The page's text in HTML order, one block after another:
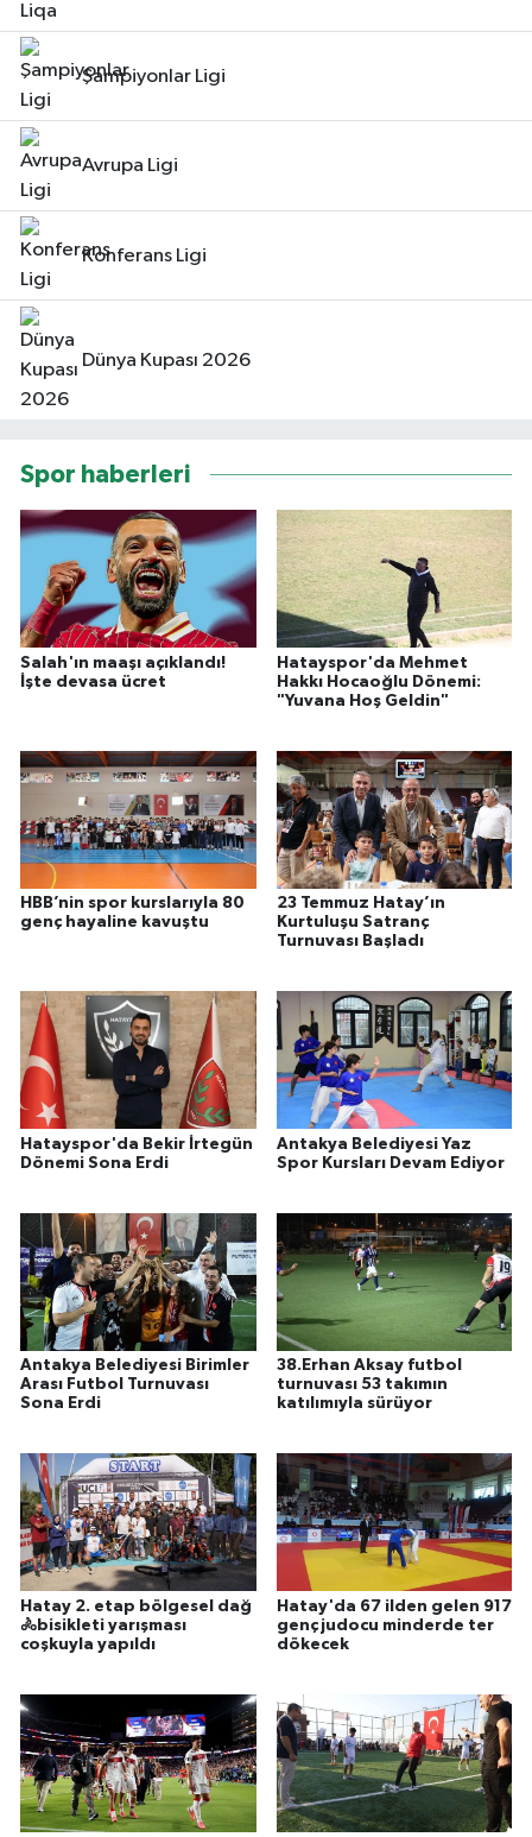
Şampiyonlar Ligi
Avrupa Ligi
Konferans Ligi
Dünya Kupası 2026
Spor haberleri
Salah'ın maaşı açıklandı!
İşte devasa ücret
Hatayspor'da Mehmet
Hakkı Hocaoğlu Dönemi:
"Yuvana Hoş Geldin"
HBB’nin spor kurslarıyla 80
genç hayaline kavuştu
23 Temmuz Hatay’ın
Kurtuluşu Satranç
Turnuvası Başladı
Hatayspor'da Bekir İrtegün
Dönemi Sona Erdi
Antakya Belediyesi Yaz
Spor Kursları Devam Ediyor
Antakya Belediyesi Birimler
Arası Futbol Turnuvası
Sona Erdi
38.Erhan Aksay futbol
turnuvası 53 takımın
katılımıyla sürüyor
Hatay 2. etap bölgesel dağ
🚴bisikleti yarışması
coşkuyla yapıldı
Hatay'da 67 ilden gelen 917
genç judocu minderde ter
dökecek